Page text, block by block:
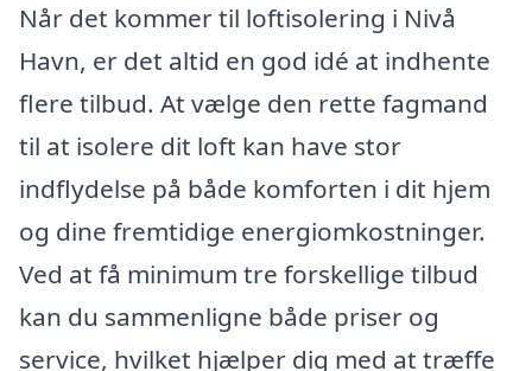
Når det kommer til loftisolering i Nivå
Havn, er det altid en god idé at indhente
flere tilbud. At vælge den rette fagmand
til at isolere dit loft kan have stor
indflydelse på både komforten i dit hjem
og dine fremtidige energiomkostninger.
Ved at få minimum tre forskellige tilbud
kan du sammenligne både priser og
service, hvilket hjælper dig med at træffe